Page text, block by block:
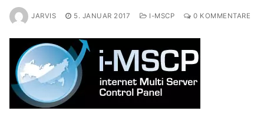
JARVIS 5. JANUAR 2017 I-MSCP 0 KOMMENTARE